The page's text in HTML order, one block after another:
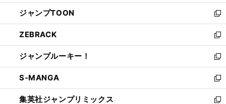
開
く
ウ
で
開
く
ン
ド
ウ
で
開
く
ウ
ィ
ン
ド
ウ
で
開
く
し
い
ウ
ィ
ン
ド
ウ
で
開
く
ジャンプTOON
新
し
い
ウ
ィ
ン
ド
ウ
で
ZEBRACK
新
し
い
ウ
ィ
ン
ド
ジャンプルーキー！
新
し
い
ウ
ィ
S-MANGA
新
し
い
集英社ジャンプリミックス
新